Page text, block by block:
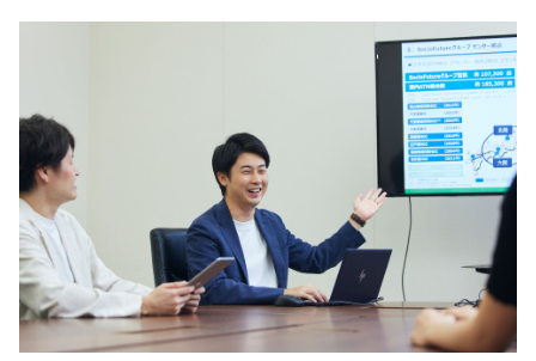
インタビュー
就活成功ガイド
プラン
個人向けプラン
法人向けプラン
学校向けプラン
Tech Team Journal
note
paizaとは？